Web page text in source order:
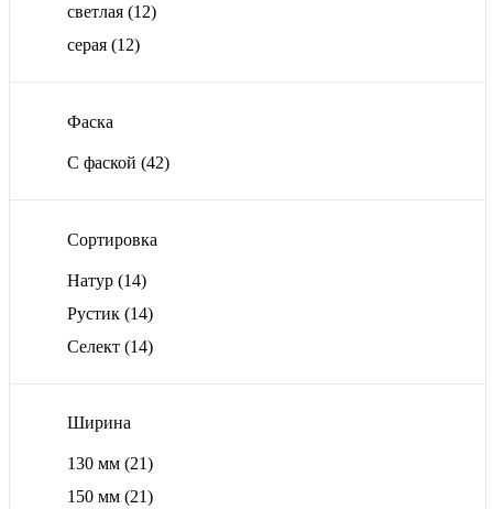
светлая (12)
серая (12)
Фаска
С фаской (42)
Сортировка
Натур (14)
Рустик (14)
Селект (14)
Ширина
130 мм (21)
150 мм (21)